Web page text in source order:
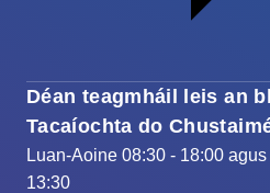
Déan teagmháil leis an
Tacaíochta do
Luan-Aoine 08:30 - 18:00
13:30